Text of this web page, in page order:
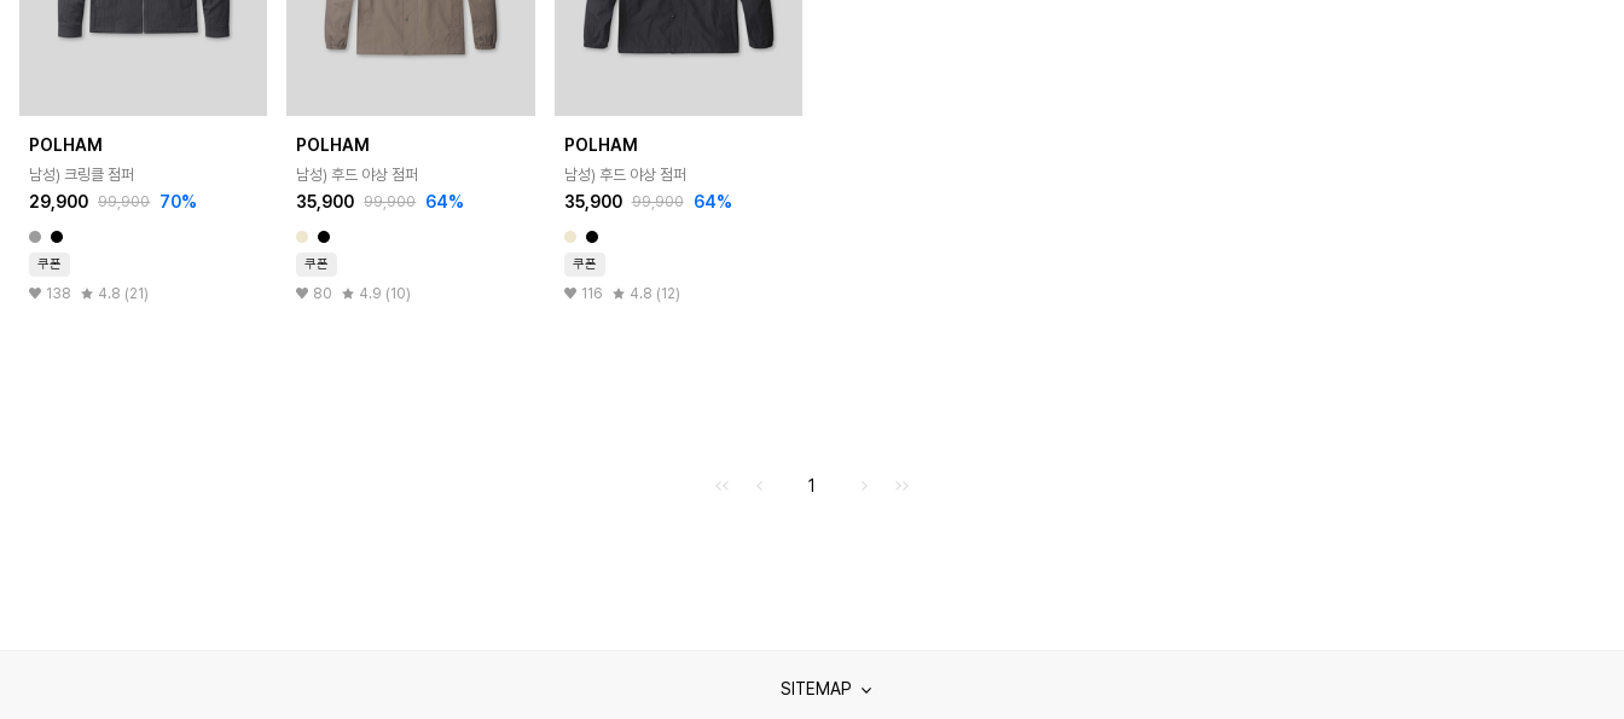
POLHAM
남성) 크링클 점퍼
29,900 99,900 70%
쿠폰
138 4.8 (21)
POLHAM
남성) 후드 야상 점퍼
35,900 99,900 64%
쿠폰
80 4.9 (10)
POLHAM
남성) 후드 야상 점퍼
35,900 99,900 64%
쿠폰
116 4.8 (12)
이전으로
1다음으로
SITEMAP